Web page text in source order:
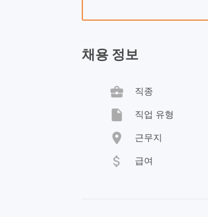
채용 정보
business_center 직종
insert_drive_file 직업 유형
location_on 근무지
attach_money 급여